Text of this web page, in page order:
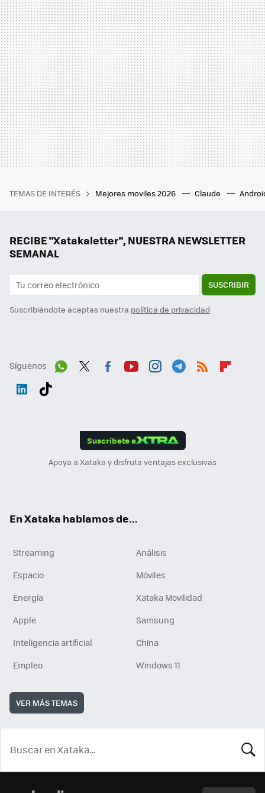
TEMAS DE INTERÉS Mejores moviles 2026 Claude
RECIBE "Xatakaletter", NUESTRA NEWSLETTER
SEMANAL
SUSCRIBIR
Suscribiéndote aceptas nuestra política de privacidad
Síguenos
Suscríbete a
Apoya a Xataka y disfruta ventajas exclusivas
En Xataka hablamos de...
Streaming
Análisis
Espacio
Móviles
Energía
Xataka Movilidad
Apple
Samsung
Inteligencia artificial
China
Empleo
Windows 11
VER MÁS TEMAS